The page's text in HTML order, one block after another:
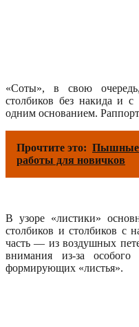
«Соты», в свою
столбиков без накида и
одним основанием.
Прочтите это: Пышные
работы для новичков
В узоре «листики»
столбиков и столбиков с
часть — из воздушных
внимания из-за особого
формирующих «листья».